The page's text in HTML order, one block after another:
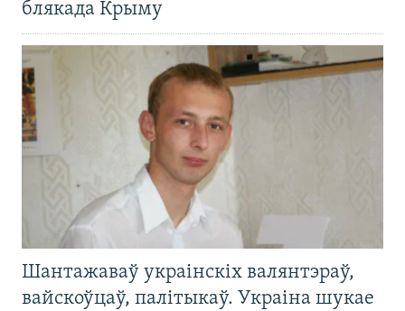
блякада Крыму
Шантажаваў украінскіх валянтэраў,
вайскоўцаў, палітыкаў. Украіна шукае